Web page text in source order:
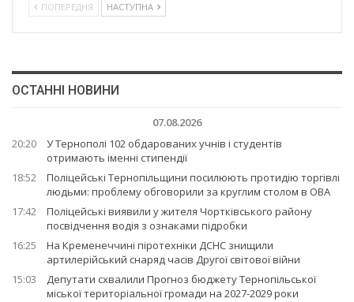
ПОПЕРЕДНЯ НАСТУПНА
ОСТАННІ НОВИНИ
07.08.2026
20:20
У Тернополі 102 обдарованих учнів і студентів
отримають іменні стипендії
18:52
Поліцейські Тернопільщини посилюють протидію торгівлі
людьми: проблему обговорили за круглим столом в ОВА
17:42
Поліцейські виявили у жителя Чортківського району
посвідчення водія з ознаками підробки
16:25
На Кременеччині піротехніки ДСНС знищили
артилерійський снаряд часів Другої світової війни
15:03
Депутати схвалили Прогноз бюджету Тернопільської
міської територіальної громади на 2027-2029 роки